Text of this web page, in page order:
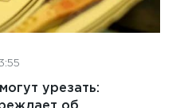
урезать: